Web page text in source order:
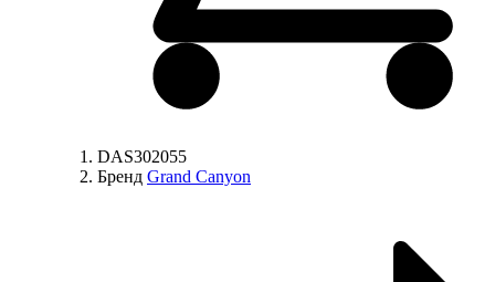
DAS302055
Бренд Grand Canyon